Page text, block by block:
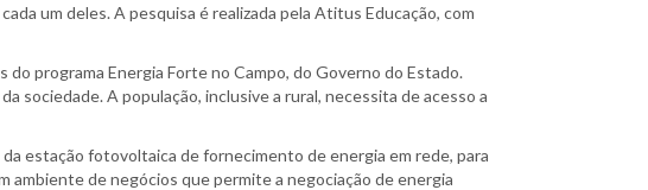
um deles. A pesquisa é realizada pela Atitus Educação, com
programa Energia Forte no Campo, do Governo do Estado.
sociedade. A população, inclusive a rural, necessita de acesso a
estação fotovoltaica de fornecimento de energia em rede, para
ambiente de negócios que permite a negociação de energia